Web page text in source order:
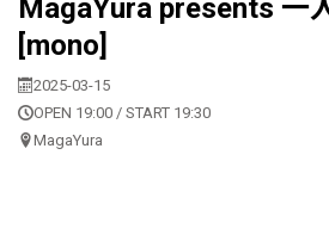
MagaYura presents 一
[mono]
2025-03-15
OPEN 19:00 / START 19:30
MagaYura